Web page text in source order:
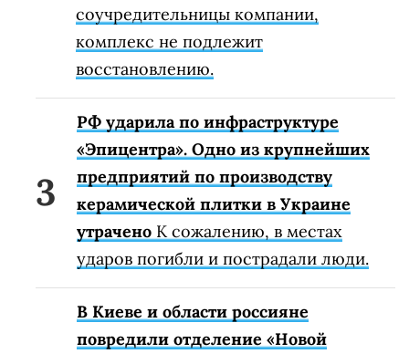
соучредительницы компании,
комплекс не подлежит
восстановлению.
РФ ударила по инфраструктуре
«Эпицентра». Одно из крупнейших
предприятий по производству
керамической плитки в Украине
утрачено К сожалению, в местах
ударов погибли и пострадали люди.
В Киеве и области россияне
повредили отделение «Новой